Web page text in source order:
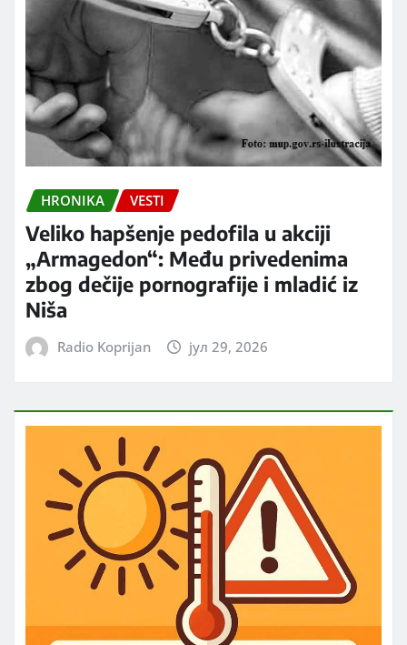
HRONIKA VESTI
Veliko hapšenje pedofila u akciji
„Armagedon“: Među privedenima
zbog dečije pornografije i mladić iz
Niša
Radio Koprijan јул 29, 2026